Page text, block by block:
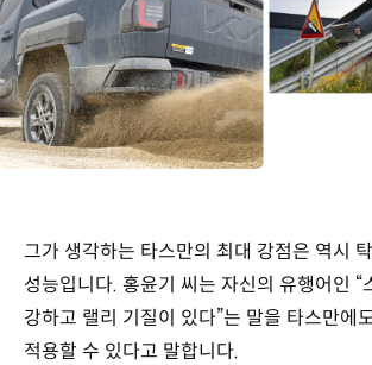
그가 생각하는 타스만의 최대 강점은 역시
성능입니다. 홍윤기 씨는 자신의 유행어인 “
강하고 랠리 기질이 있다”는 말을 타스만에
적용할 수 있다고 말합니다.